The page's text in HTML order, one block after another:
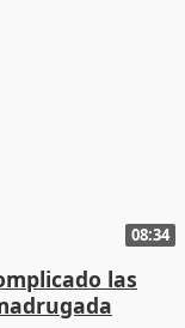
08:34
las